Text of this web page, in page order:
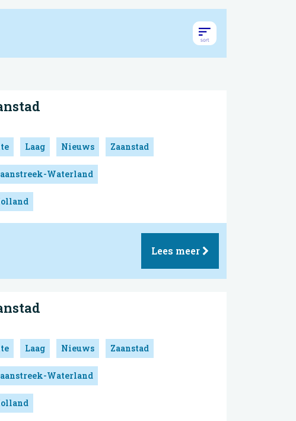
Laag Nieuws Zaanstad
Waterland
Lees meer
Laag Nieuws Zaanstad
Waterland